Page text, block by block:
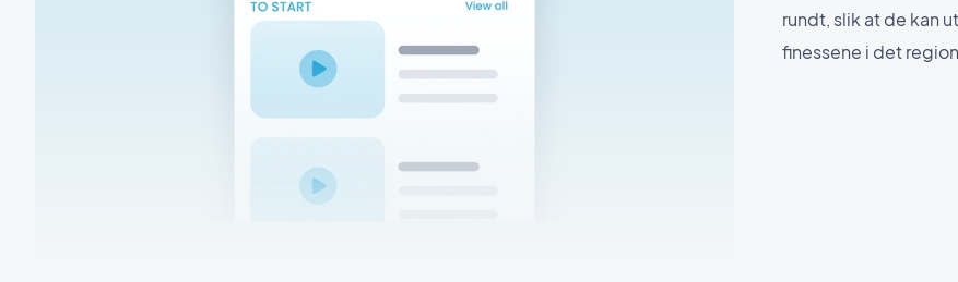
rundt, slik at de kan
finessene i det